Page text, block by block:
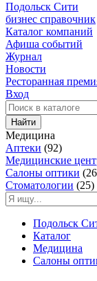
Подольск Сити
бизнес справочник
Каталог компаний
Афиша событий
Журнал
Новости
Ресторанная
Вход
Найти
Медицина
Аптеки (92)
Медицинские
Салоны оптики
Стоматологии (25)
Подольск
Каталог
Медицина
Салоны